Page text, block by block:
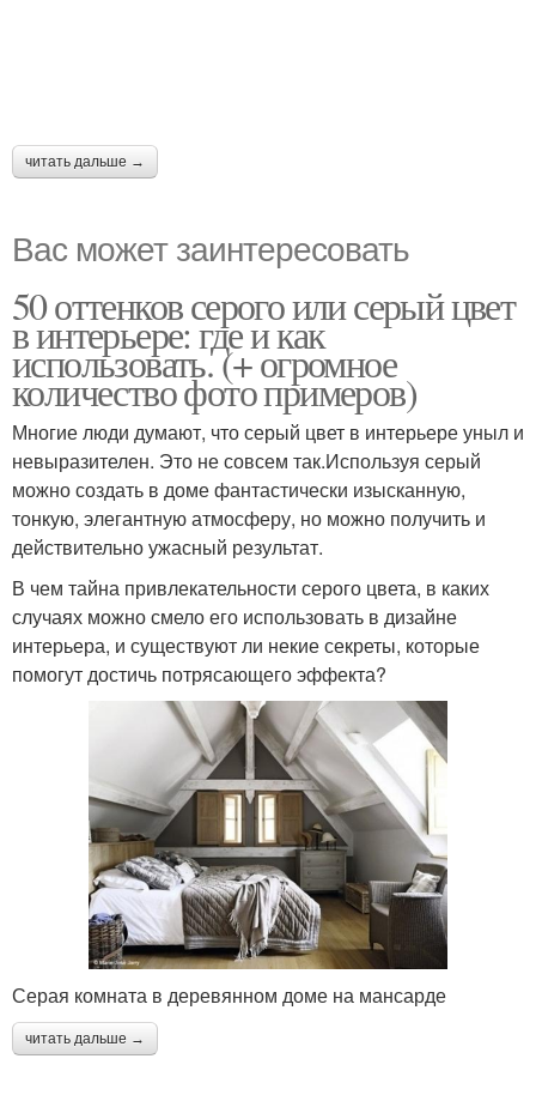
читать дальше →
Вас может заинтересовать
50 оттенков серого или серый цвет
в интерьере: где и как
использовать. (+ огромное
количество фото примеров)
Многие люди думают, что серый цвет в интерьере уныл и
невыразителен. Это не совсем так.Используя серый
можно создать в доме фантастически изысканную,
тонкую, элегантную атмосферу, но можно получить и
действительно ужасный результат.
В чем тайна привлекательности серого цвета, в каких
случаях можно смело его использовать в дизайне
интерьера, и существуют ли некие секреты, которые
помогут достичь потрясающего эффекта?
Серая комната в деревянном доме на мансарде
читать дальше →